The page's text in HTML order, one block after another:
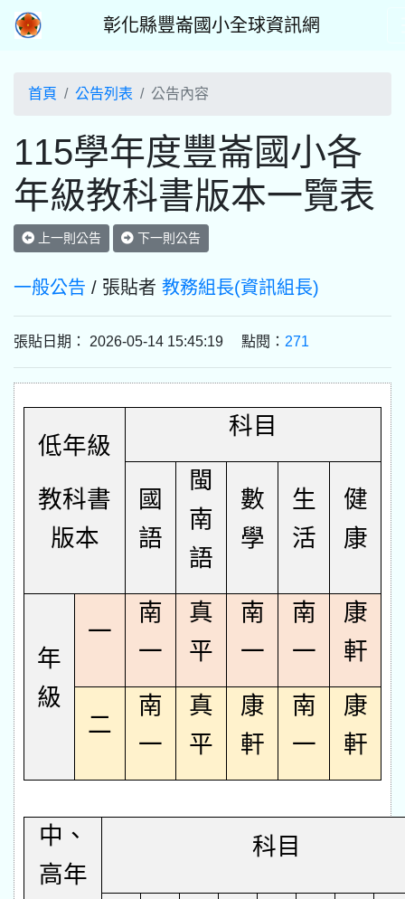
彰化縣豐崙國小全球資訊網
首頁 公告列表 公告內容
115學年度豐崙國小各
年級教科書版本一覽表
上一則公告 下一則公告
一般公告 / 張貼者 教務組長(資訊組長)
張貼日期： 2026-05-14 15:45:19 點閱： 271
低年級
教科書
版本
科目
國
語
閩
南
語
數
學
生
活
健
康
年
級
一
南
一
真
平
南
一
南
一
康
軒
二
南
一
真
平
康
軒
南
一
康
軒
中、
高年
科目